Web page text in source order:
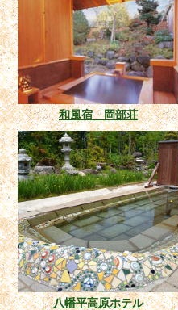
和風宿 岡部荘
八幡平高原ホテル